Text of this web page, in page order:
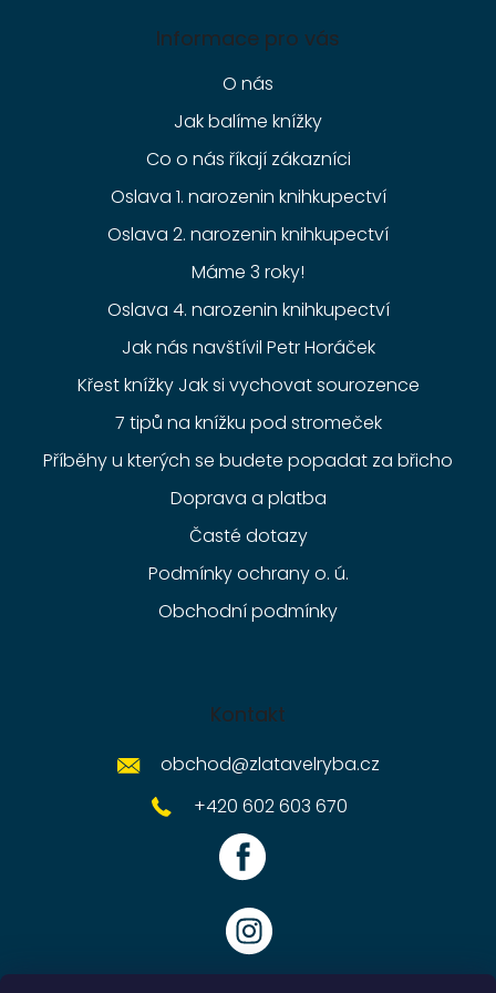
Informace pro vás
O nás
Jak balíme knížky
Co o nás říkají zákazníci
Oslava 1. narozenin knihkupectví
Oslava 2. narozenin knihkupectví
Máme 3 roky!
Oslava 4. narozenin knihkupectví
Jak nás navštívil Petr Horáček
Křest knížky Jak si vychovat sourozence
7 tipů na knížku pod stromeček
Příběhy u kterých se budete popadat za břicho
Doprava a platba
Časté dotazy
Podmínky ochrany o. ú.
Obchodní podmínky
Kontakt
obchod@zlatavelryba.cz
+420 602 603 670